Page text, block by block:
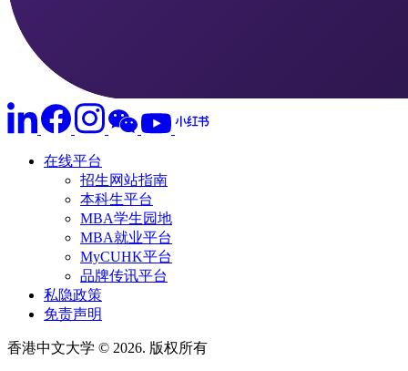
在线平台
招生网站指南
本科生平台
MBA学生园地
MBA就业平台
MyCUHK平台
品牌传讯平台
私隐政策
免责声明
香港中文大学 © 2026. 版权所有